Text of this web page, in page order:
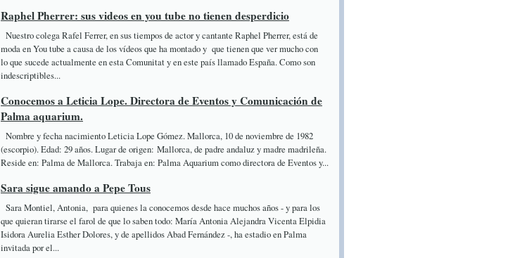
Raphel Pherrer: sus videos en you tube no tienen desperdicio
Nuestro colega Rafel Ferrer, en sus tiempos de actor y cantante Raphel Pherrer, está de
moda en You tube a causa de los vídeos que ha montado y que tienen que ver mucho con
lo que sucede actualmente en esta Comunitat y en este país llamado España. Como son
indescriptibles...
Conocemos a Leticia Lope. Directora de Eventos y Comunicación de
Palma aquarium.
Nombre y fecha nacimiento Leticia Lope Gómez. Mallorca, 10 de noviembre de 1982
(escorpio). Edad: 29 años. Lugar de origen: Mallorca, de padre andaluz y madre madrileña.
Reside en: Palma de Mallorca. Trabaja en: Palma Aquarium como directora de Eventos y...
Sara sigue amando a Pepe Tous
Sara Montiel, Antonia, para quienes la conocemos desde hace muchos años - y para los
que quieran tirarse el farol de que lo saben todo: María Antonia Alejandra Vicenta Elpidia
Isidora Aurelia Esther Dolores, y de apellidos Abad Fernández -, ha estadio en Palma
invitada por el...